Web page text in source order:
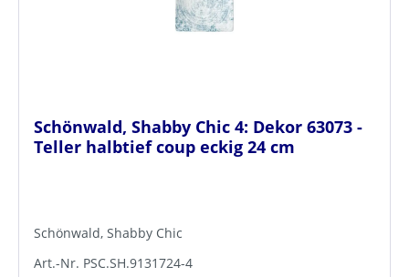
Schönwald, Shabby Chic 4: Dekor 63073 -
Teller halbtief coup eckig 24 cm
Schönwald, Shabby Chic
Art.-Nr. PSC.SH.9131724-4